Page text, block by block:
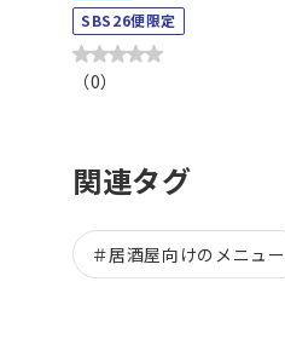
SBS26便限定
（0）
関連タグ
＃居酒屋向けのメニュー